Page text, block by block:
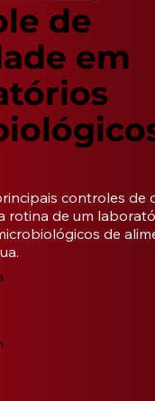
de
em
controles de
rotina de um
de